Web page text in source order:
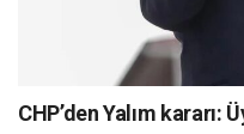
CHP’den Yalım kararı: